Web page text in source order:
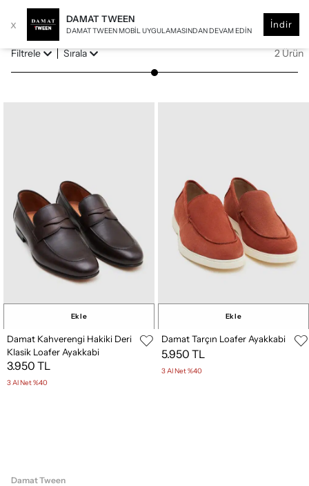
x DAMAT TWEEN
DAMAT TWEEN MOBIL UYGULAMASINDAN DEVAM EDIN
İndir
Filtrele Sırala 2 Ürün
Ekle
Damat Kahverengi Hakiki Deri
Klasik Loafer Ayakkabi
3.950 TL
3 Al Net %40
Ekle
Damat Tarçın Loafer Ayakkabi
5.950 TL
3 Al Net %40
Damat Tween